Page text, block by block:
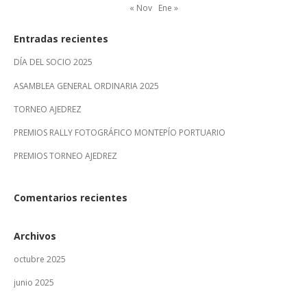
« Nov Ene »
Entradas recientes
DÍA DEL SOCIO 2025
ASAMBLEA GENERAL ORDINARIA 2025
TORNEO AJEDREZ
PREMIOS RALLY FOTOGRÁFICO MONTEPÍO PORTUARIO
PREMIOS TORNEO AJEDREZ
Comentarios recientes
Archivos
octubre 2025
junio 2025